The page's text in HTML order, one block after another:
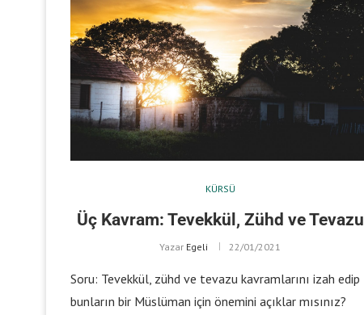
KÜRSÜ
Üç Kavram: Tevekkül, Zühd ve Tevazu
Yazar Egeli 22/01/2021
Soru: Tevekkül, zühd ve tevazu kavramlarını izah edip
bunların bir Müslüman için önemini açıklar mısınız?